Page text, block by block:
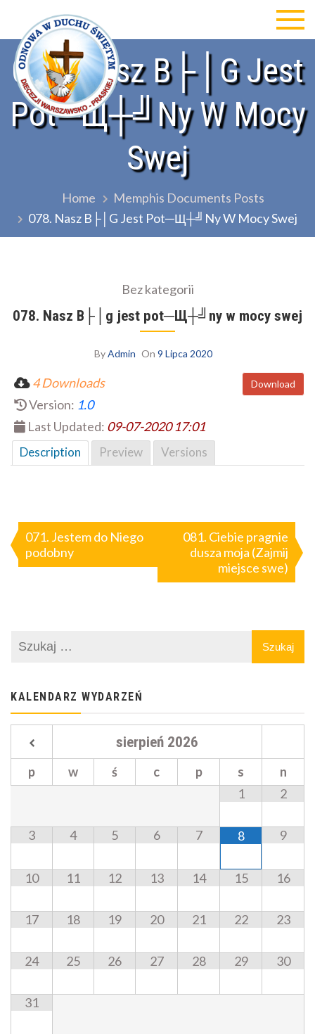
contentOdnowa w Duchu św Diecezji
Warszawsko-Praskiej
078. Nasz B├│g Jest
Pot─Щ┼╝ny W Mocy
Swej
Home
Memphis Documents Posts
078. Nasz B├│g Jest Pot─Щ┼╝ny W Mocy Swej
Bez kategorii
078. Nasz B├│g jest pot─Щ┼╝ny w mocy swej
ByAdmin On 9 Lipca 2020
Download
4 Downloads
Version: 1.0
Last Updated: 09-07-2020 17:01
Description Preview Versions
wpisu
071. Jestem do Niego
podobny
081. Ciebie pragnie
dusza moja (Zajmij
miejsce swe)
KALENDARZ WYDARZEŃ
sierpień 2026
p w ś c p s
n
1
2
3 4 5 6 7 8 9
10 11 12 13 14 15 16
17 18 19 20 21 22 23
24 25 26 27 28 29 30
31